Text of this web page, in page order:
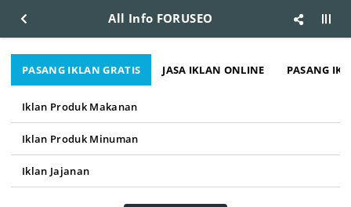
All Info FORUSEO
PASANG IKLAN GRATIS JASA IKLAN ONLINE PASANG
Iklan Produk Makanan
Iklan Produk Minuman
Iklan Jajanan